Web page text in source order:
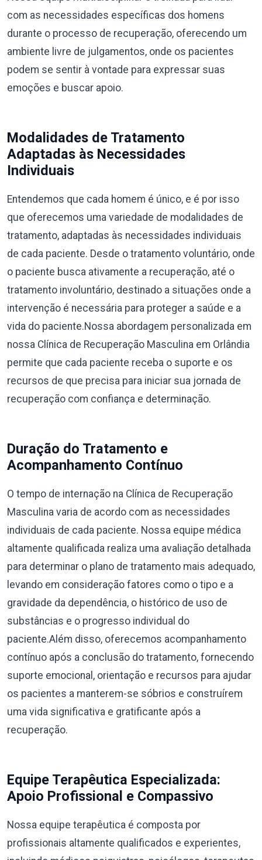
com as necessidades específicas dos homens
durante o processo de recuperação, oferecendo um
ambiente livre de julgamentos, onde os pacientes
podem se sentir à vontade para expressar suas
emoções e buscar apoio.
Modalidades de Tratamento
Adaptadas às Necessidades
Individuais
Entendemos que cada homem é único, e é por isso
que oferecemos uma variedade de modalidades de
tratamento, adaptadas às necessidades individuais
de cada paciente. Desde o tratamento voluntário, onde
o paciente busca ativamente a recuperação, até o
tratamento involuntário, destinado a situações onde a
intervenção é necessária para proteger a saúde e a
vida do paciente.Nossa abordagem personalizada em
nossa Clínica de Recuperação Masculina em Orlândia
permite que cada paciente receba o suporte e os
recursos de que precisa para iniciar sua jornada de
recuperação com confiança e determinação.
Duração do Tratamento e
Acompanhamento Contínuo
O tempo de internação na Clínica de Recuperação
Masculina varia de acordo com as necessidades
individuais de cada paciente. Nossa equipe médica
altamente qualificada realiza uma avaliação detalhada
para determinar o plano de tratamento mais adequado,
levando em consideração fatores como o tipo e a
gravidade da dependência, o histórico de uso de
substâncias e o progresso individual do
paciente.Além disso, oferecemos acompanhamento
contínuo após a conclusão do tratamento, fornecendo
suporte emocional, orientação e recursos para ajudar
os pacientes a manterem-se sóbrios e construírem
uma vida significativa e gratificante após a
recuperação.
Equipe Terapêutica Especializada:
Apoio Profissional e Compassivo
Nossa equipe terapêutica é composta por
profissionais altamente qualificados e experientes,